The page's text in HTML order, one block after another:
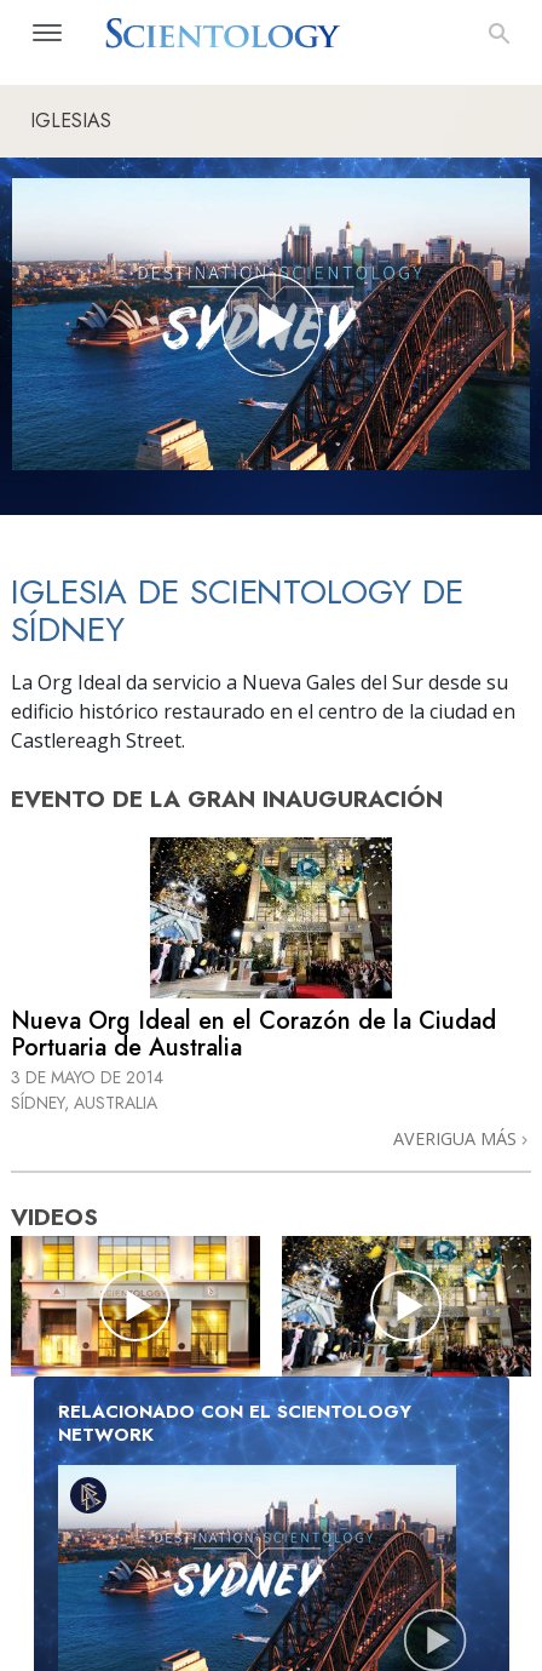
IGLESIAS
IGLESIA DE SCIENTOLOGY DE
SÍDNEY
La Org Ideal da servicio a Nueva Gales del Sur desde su
edificio histórico restaurado en el centro de la ciudad en
Castlereagh Street.
EVENTO DE LA GRAN INAUGURACIÓN
Nueva Org Ideal en el Corazón de la Ciudad
Portuaria de Australia
3 DE MAYO DE 2014
SÍDNEY, AUSTRALIA
AVERIGUA MÁS
VIDEOS
RELACIONADO CON EL SCIENTOLOGY
NETWORK